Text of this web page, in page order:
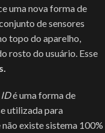
uma nova forma de
de sensores
topo do aparelho,
rosto do usuário. Esse
IDé uma forma de
utilizada para
existe sistema 100%